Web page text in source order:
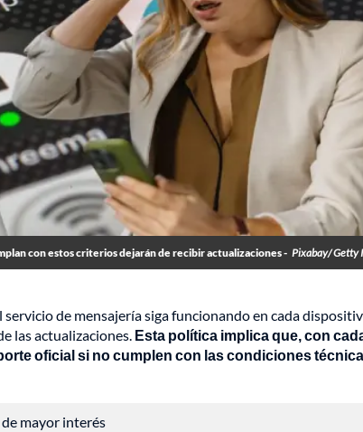
con estos criterios dejarán de recibir actualizaciones - Pixabay/ Getty
de mensajería siga funcionando en cada
las actualizaciones. Esta política implica que, con
oficial si no cumplen con las condiciones
mayor interés